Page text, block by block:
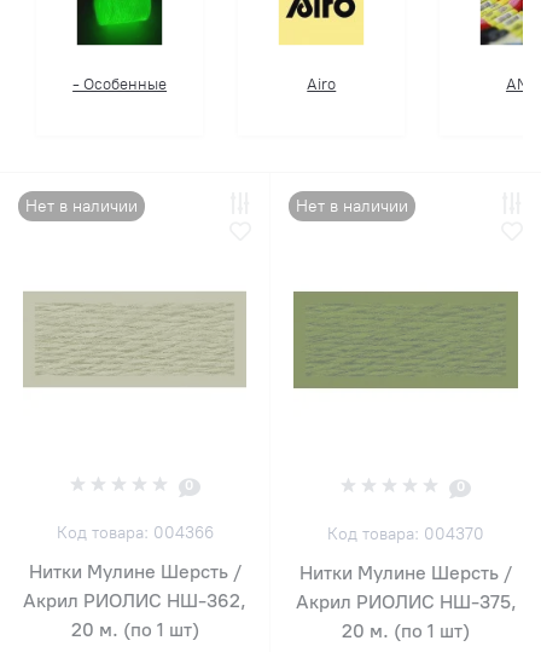
- Особенные Airo AMO
Нет в наличии
0
Код товара: 004366
Нитки Мулине Шерсть /
Акрил РИОЛИС НШ-362,
20 м. (по 1 шт)
Нет в наличии
0
Код товара: 004370
Нитки Мулине Шерсть /
Акрил РИОЛИС НШ-375,
20 м. (по 1 шт)